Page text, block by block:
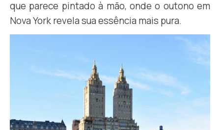
que parece pintado à mão, onde o outono em
Nova York revela sua essência mais pura.